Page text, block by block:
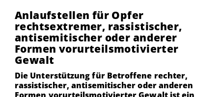
ausgewählten
Links
zu
einzelnen
Seiten
Anlaufstellen für Opfer
rechtsextremer, rassistischer,
antisemitischer oder anderer
Formen vorurteilsmotivierter
Gewalt
Die Unterstützung für Betroffene rechter,
rassistischer, antisemitischer oder anderen